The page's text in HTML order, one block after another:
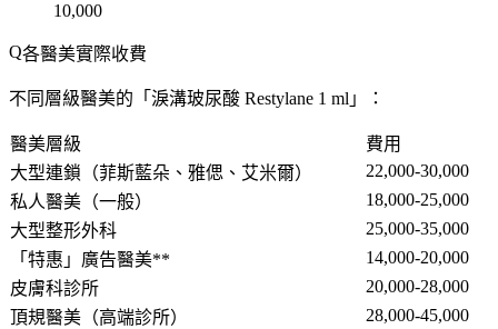
10,000
各醫美實際收費
不同層級醫美的「 淚溝玻尿酸 Restylane 1 ml 」：
醫美層級
費用
大型連鎖 （菲斯藍朵、雅偲、艾米爾）
22,000-30,000
私人醫美 （一般）
18,000-25,000
大型整形外科
25,000-35,000
「特惠」廣告醫美**
14,000-20,000
皮膚科診所
20,000-28,000
頂規醫美 （高端診所） 28,000-45,000